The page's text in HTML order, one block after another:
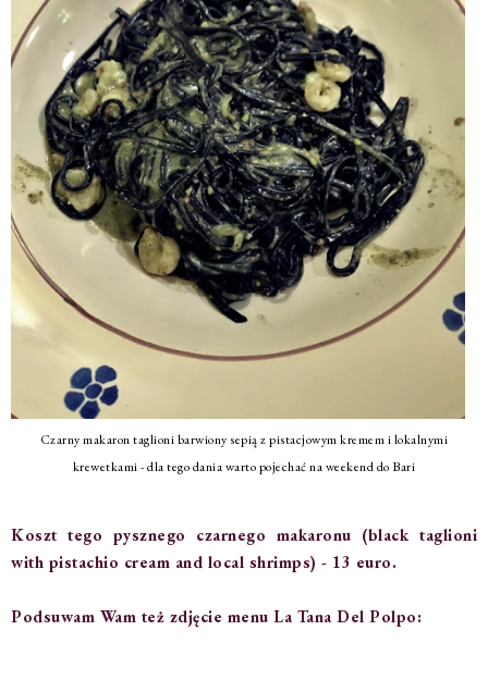
Czarny makaron taglioni barwiony sepią z pistacjowym kremem i lokalnymi
krewetkami - dla tego dania warto pojechać na weekend do Bari
Koszt tego pysznego czarnego makaronu (black taglioni
with pistachio cream and local shrimps) - 13 euro.
Podsuwam Wam też zdjęcie menu La Tana Del Polpo: